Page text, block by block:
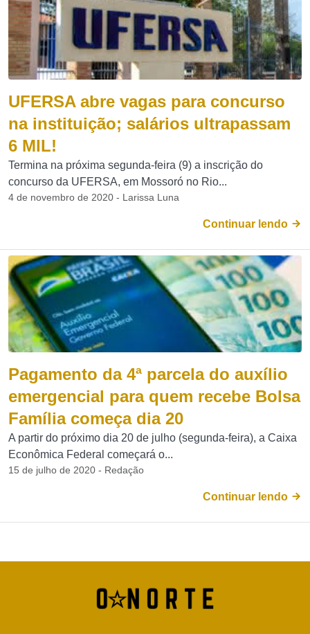
UFERSA abre vagas para concurso
na instituição; salários ultrapassam
6 MIL!
Termina na próxima segunda-feira (9) a inscrição do
concurso da UFERSA, em Mossoró no Rio...
4 de novembro de 2020 - Larissa Luna
Continuar lendo
Pagamento da 4ª parcela do auxílio
emergencial para quem recebe Bolsa
Família começa dia 20
A partir do próximo dia 20 de julho (segunda-feira), a Caixa
Econômica Federal começará o...
15 de julho de 2020 - Redação
Continuar lendo